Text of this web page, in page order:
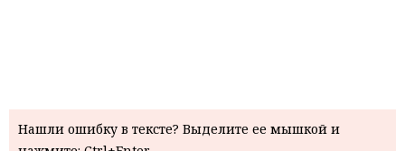
Нашли ошибку в тексте? Выделите ее мышкой и